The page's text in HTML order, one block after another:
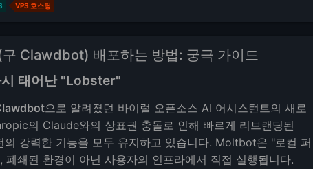
VPS 호스팅
Clawdbot) 배포하는 방법: 궁극 가이드
태어난 "Lobster"
으로 알려졌던 바이럴 오픈소스 AI 어시스턴트의 새로
의 Claude와의 상표권 충돌로 인해 빠르게 리브랜딩된
강력한 기능을 모두 유지하고 있습니다. Moltbot은 "로컬 퍼
폐쇄된 환경이 아닌 사용자의 인프라에서 직접 실행됩니다.